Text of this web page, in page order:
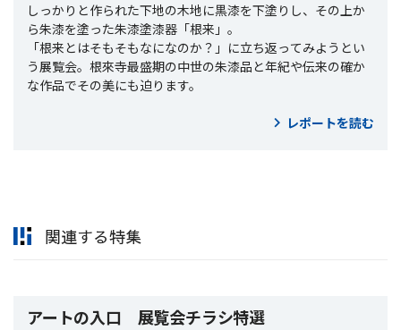
しっかりと作られた下地の木地に黒漆を下塗りし、その上か
ら朱漆を塗った朱漆塗漆器「根来」。
「根来とはそもそもなになのか？」に立ち返ってみようとい
う展覧会。根來寺最盛期の中世の朱漆品と年紀や伝来の確か
な作品でその美にも迫ります。
レポートを読む
関連する特集
アートの入口 展覧会チラシ特選